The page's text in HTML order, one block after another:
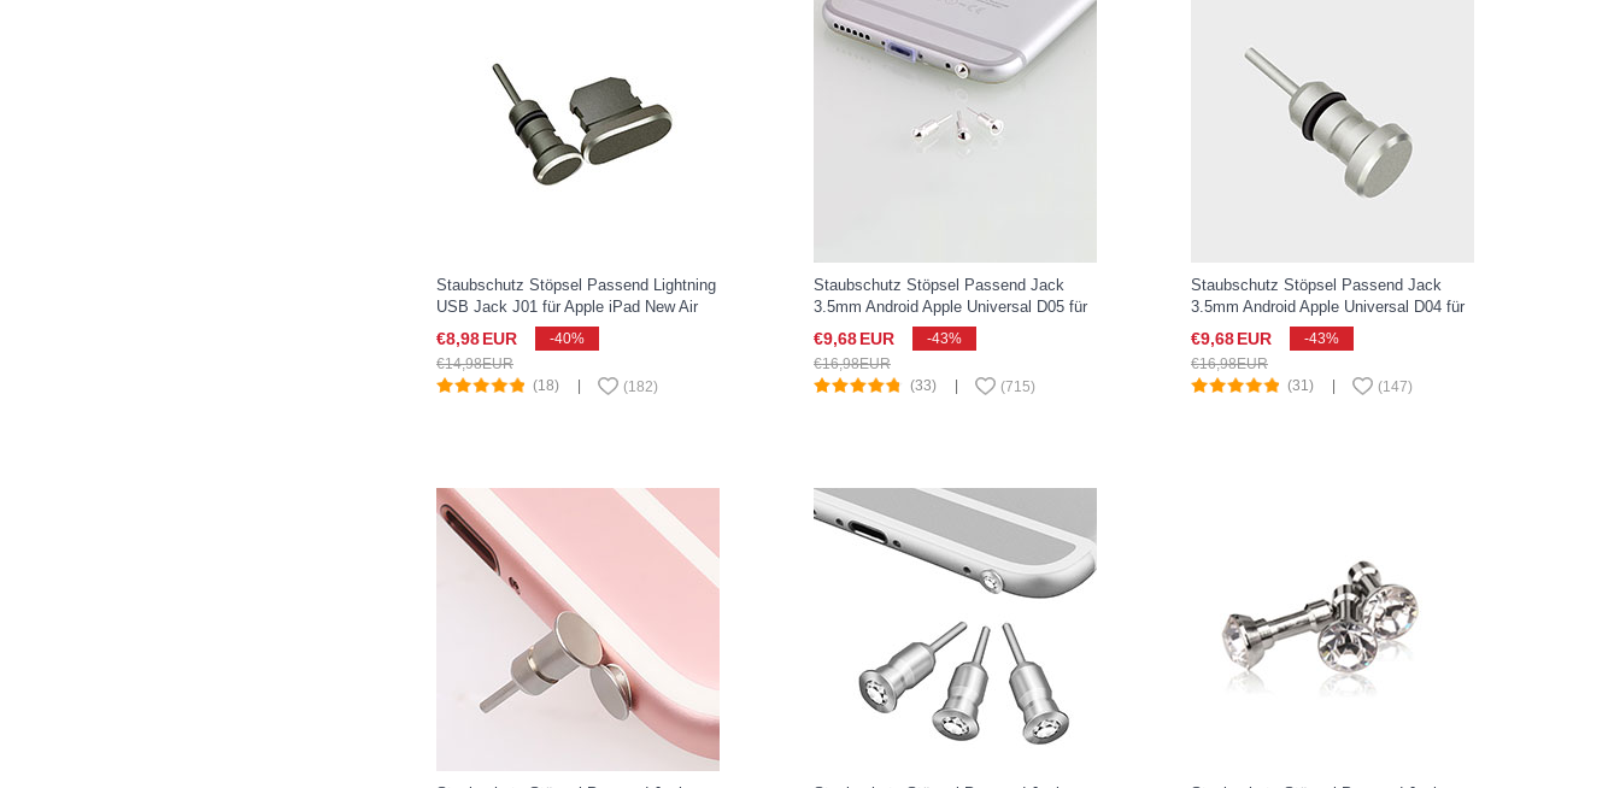
Staubschutz Stöpsel Passend Lightning
USB Jack J01 für Apple iPad New Air
(2019) 10.5 Schwarz
€8,98EUR
-40%
€14,98EUR
(18)
(182)
Staubschutz Stöpsel Passend Jack
3.5mm Android Apple Universal D05 für
Apple iPad New Air 2019 10.5 Silber
€9,68EUR
-43%
€16,98EUR
(33)
(715)
Staubschutz Stöpsel Passend Jack
3.5mm Android Apple Universal D04 für
Apple iPad New Air 2019 10.5 Silber
€9,68EUR
-43%
€16,98EUR
(31)
(147)